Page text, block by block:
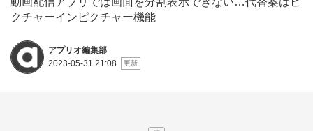
クチャーインピクチャー機能
アプリオ編集部
2023-05-31 21:08